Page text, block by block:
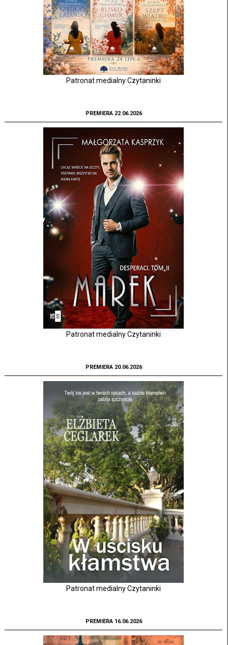
Patronat medialny Czytaninki
PREMIERA 22.06.2026
Patronat medialny Czytaninki
PREMIERA 20.06.2026
Patronat medialny Czytaninki
PREMIERA 16.06.2026